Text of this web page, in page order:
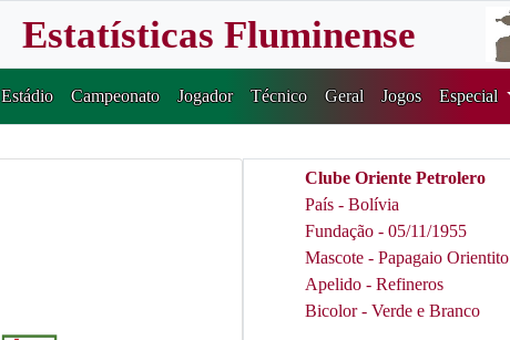
Estatísticas Fluminense
Estádio Campeonato Jogador Técnico Geral Jogos Especial
Clube Oriente Petrolero
País - Bolívia
Fundação - 05/11/1955
Mascote - Papagaio Orientito
Apelido - Refineros
Bicolor - Verde e Branco